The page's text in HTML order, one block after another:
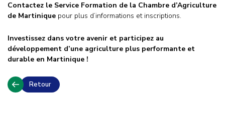
Contactez le Service Formation de la Chambre d’Agriculture
de Martinique pour plus d’informations et inscriptions.
Investissez dans votre avenir et participez au
développement d’une agriculture plus performante et
durable en Martinique !
Retour